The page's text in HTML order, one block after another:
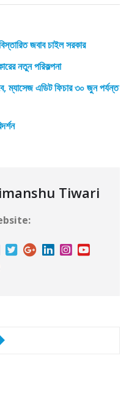
জবাব চাইল সরকার
নতুন পরিকল্পনা
ম্যাসেজ এডিট ফিচার ৩০ জুন পর্যন্ত
Tiwari